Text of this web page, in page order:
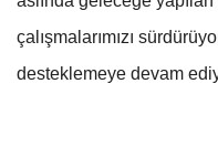
çalışmalarımızı
desteklemeye devam